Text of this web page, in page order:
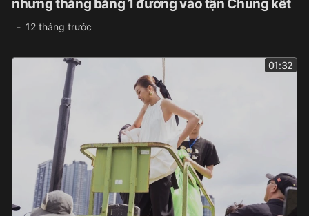
nhưng thẳng băng 1 đường vào tận Chung kết
12 tháng trước
01:32